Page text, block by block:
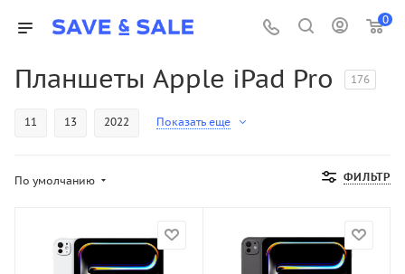
0
Планшеты Apple iPad Pro 176
11 13 2022 Показать еще
ФИЛЬТР
По умолчанию